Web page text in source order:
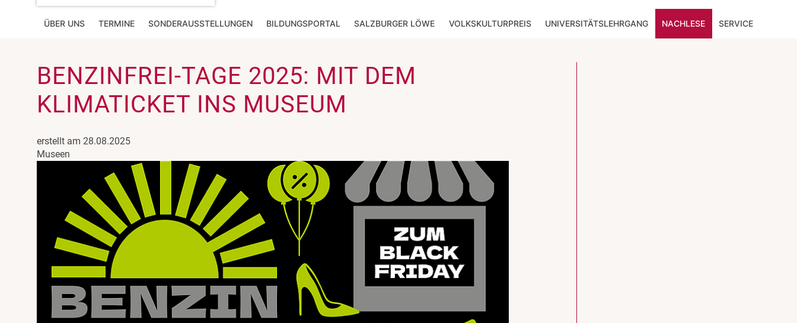
ÜBER UNS TERMINE SONDERAUSSTELLUNGEN BILDUNGSPORTAL SALZBURGER LÖWE VOLKSKULTURPREIS UNIVERSITÄTSLEHRGANG NACHLESE SERVICE
BENZINFREI-TAGE 2025: MIT DEM
KLIMATICKET INS MUSEUM
erstellt am 28.08.2025
Museen